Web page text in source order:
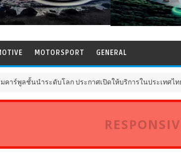
MOTORSPORT GENERAL
บโลก ประกาศเปิดให้บริการในประเทศไทย